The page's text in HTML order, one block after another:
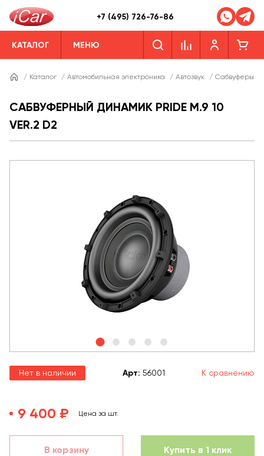
+7 (495) 726-76-86
КАТАЛОГ МЕНЮ
/ Каталог / Автомобильная электроника / Автозвук / Сабвуферы
САБВУФЕРНЫЙ ДИНАМИК PRIDE M.9 10
VER.2 D2
Нет в наличии Арт: 56001 К сравнению
9 400 ₽ Цена за шт.
В корзину Купить в 1 клик